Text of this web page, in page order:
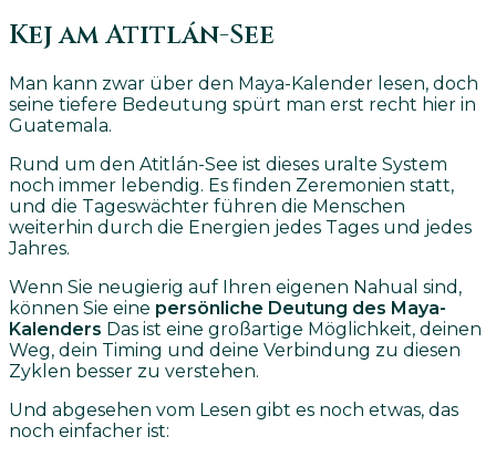
Kej am Atitlán-See
Man kann zwar über den Maya-Kalender lesen, doch
seine tiefere Bedeutung spürt man erst recht hier in
Guatemala.
Rund um den Atitlán-See ist dieses uralte System
noch immer lebendig. Es finden Zeremonien statt,
und die Tageswächter führen die Menschen
weiterhin durch die Energien jedes Tages und jedes
Jahres.
Wenn Sie neugierig auf Ihren eigenen Nahual sind,
können Sie eine persönliche Deutung des Maya-
Kalenders Das ist eine großartige Möglichkeit, deinen
Weg, dein Timing und deine Verbindung zu diesen
Zyklen besser zu verstehen.
Und abgesehen vom Lesen gibt es noch etwas, das
noch einfacher ist: